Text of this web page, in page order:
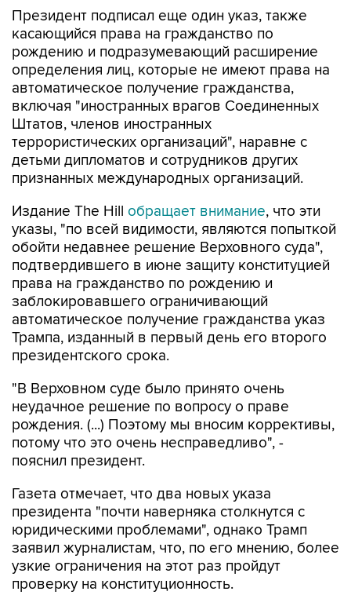
Президент подписал еще один указ, также
касающийся права на гражданство по
рождению и подразумевающий расширение
определения лиц, которые не имеют права на
автоматическое получение гражданства,
включая "иностранных врагов Соединенных
Штатов, членов иностранных
террористических организаций", наравне с
детьми дипломатов и сотрудников других
признанных международных организаций.
Издание The Hill обращает внимание, что эти
указы, "по всей видимости, являются попыткой
обойти недавнее решение Верховного суда",
подтвердившего в июне защиту конституцией
права на гражданство по рождению и
заблокировавшего ограничивающий
автоматическое получение гражданства указ
Трампа, изданный в первый день его второго
президентского срока.
"В Верховном суде было принято очень
неудачное решение по вопросу о праве
рождения. (...) Поэтому мы вносим коррективы,
потому что это очень несправедливо", -
пояснил президент.
Газета отмечает, что два новых указа
президента "почти наверняка столкнутся с
юридическими проблемами", однако Трамп
заявил журналистам, что, по его мнению, более
узкие ограничения на этот раз пройдут
проверку на конституционность.